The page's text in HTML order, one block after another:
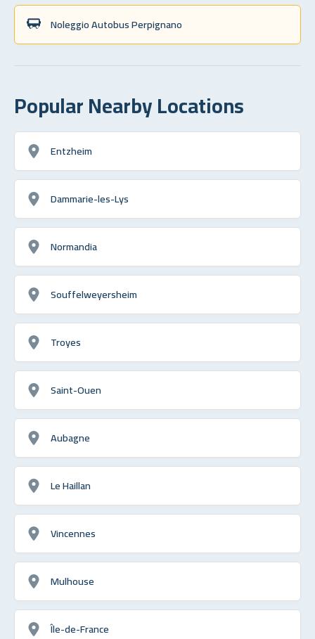
Noleggio Autobus Perpignano
Popular Nearby Locations
Entzheim
Dammarie-les-Lys
Normandia
Souffelweyersheim
Troyes
Saint-Ouen
Aubagne
Le Haillan
Vincennes
Mulhouse
Île-de-France